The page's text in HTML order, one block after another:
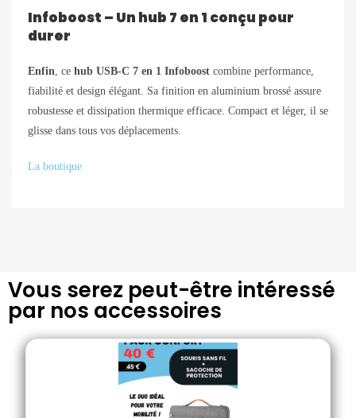
Infoboost – Un hub 7 en 1 conçu pour
durer
Enfin , ce hub USB-C 7 en 1 Infoboost combine performance,
fiabilité et design élégant. Sa finition en aluminium brossé assure
robustesse et dissipation thermique efficace. Compact et léger, il se
glisse dans tous vos déplacements.
La boutique
Vous serez peut-être intéressé
par nos accessoires